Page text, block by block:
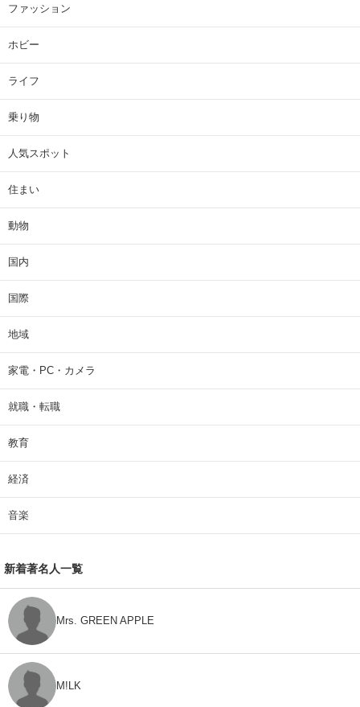
ファッション
ホビー
ライフ
乗り物
人気スポット
住まい
動物
国内
国際
地域
家電・PC・カメラ
就職・転職
教育
経済
音楽
新着著名人一覧
Mrs. GREEN APPLE
M!LK